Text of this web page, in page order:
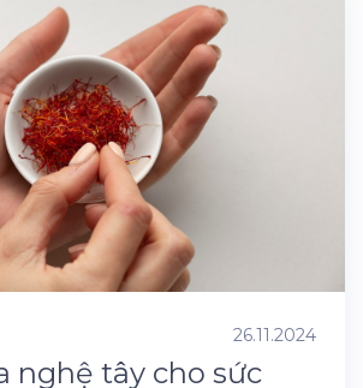
26.11.2024
nghệ tây cho sức